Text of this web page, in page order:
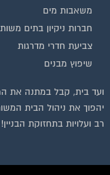
משאבות מים
חברות ניקיון בתים
צביעת חדרי מדרגות
שיפוץ מבנים
ועד בית, קבל במתנה את
יהפוך את ניהול הבית
רב ועלויות בתחזוקת הבניין!